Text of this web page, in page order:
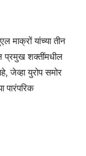
माक्रों यांच्या तीन
प्रमुख शक्तींमधील
जेव्हा युरोप समोर
पारंपरिक